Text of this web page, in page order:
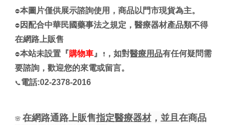
⛔本圖片僅供展示諮詢使用，商品以門市現貨為主。
⛔ 因配合中華民國藥事法之規定，醫療器材產品類不得
在網路上販售
⛔本站未設置『購物車 』 ❗ ，如對醫療用品有任何疑問需
要諮詢，歡迎您的來電或留言。
📞電話:02-2378-2016
🌸在網路通路上販售指定醫療器材 ，並且在商品